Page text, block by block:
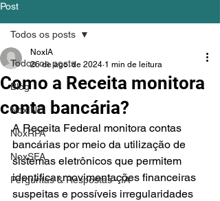
Post
Todos os posts
Blog
NoxINC
NoxRPA
NoxSFA
Perguntas & Respostas - IA
Todos os posts
Como a Receita monitora
conta bancária?
NoxIA
26 de ago. de 2024 1 min de leitura
A Receita Federal monitora contas
bancárias por meio da utilização de
sistemas eletrônicos que permitem
identificar movimentações financeiras
suspeitas e possíveis irregularidades